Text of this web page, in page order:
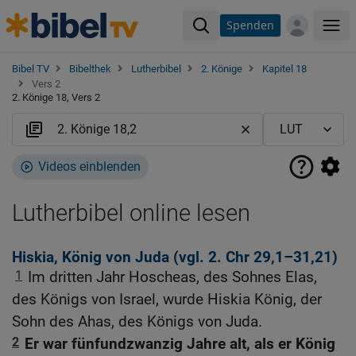
Spenden
Bibel TV Bibelthek Lutherbibel 2. Könige
Kapitel 18
Vers 2
2. Könige 18, Vers 2
Videos einblenden
Lutherbibel online lesen
Hiskia, König von Juda (vgl. 2. Chr 29,1–31,21)
1
Im dritten Jahr Hoscheas, des Sohnes Elas,
des Königs von Israel, wurde Hiskia König, der
Sohn des Ahas, des Königs von Juda.
2 Er war fünfundzwanzig Jahre alt, als er König